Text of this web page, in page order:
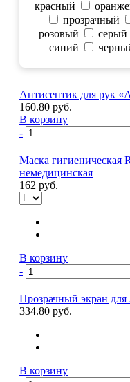
красный
прозрачный
розовый
серый
синий
Антисептик для рук
160.80 руб.
В корзину
-
Маска гигиеническая
немедицинская
162 руб.
В корзину
-
Прозрачный экран
334.80 руб.
В корзину